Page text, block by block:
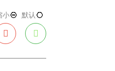
运动会特
与、一展风
小 默认